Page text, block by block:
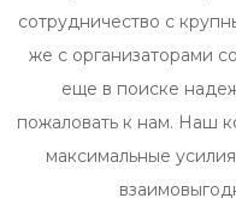
сотрудничество с
же с организаторами
еще в поиске
пожаловать к нам. Наш
максимальные